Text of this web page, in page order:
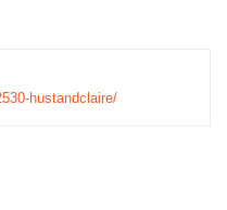
hustandclaire/